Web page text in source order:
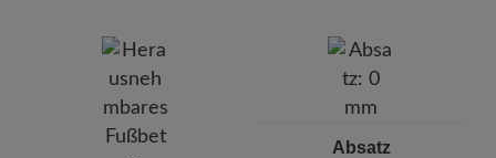
Absatz